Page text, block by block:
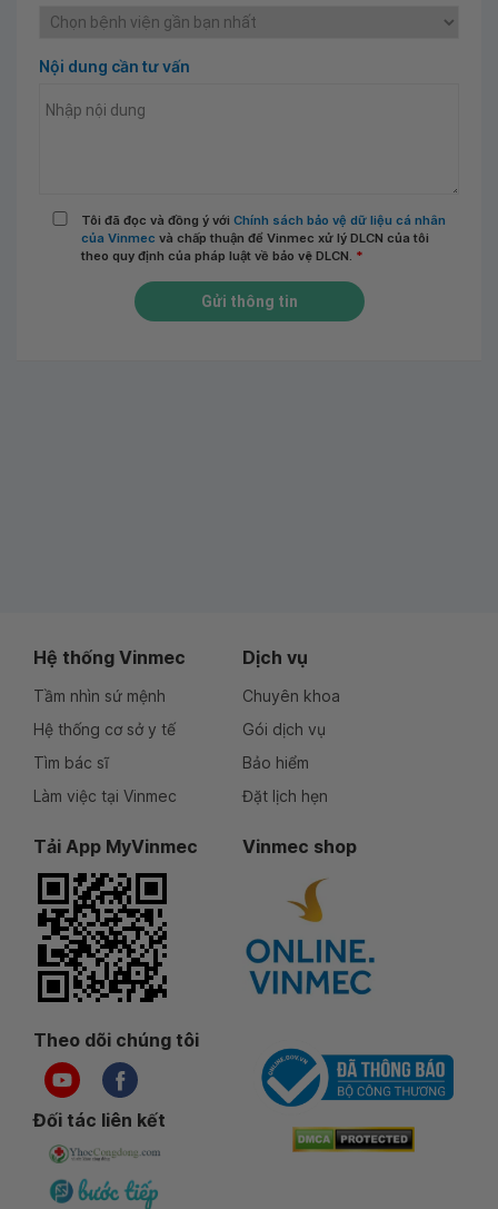
Nội dung cần tư vấn
Tôi đã đọc và đồng ý với Chính sách bảo vệ dữ liệu cá nhân
của Vinmec và chấp thuận để Vinmec xử lý DLCN của tôi
theo quy định của pháp luật về bảo vệ DLCN. *
Gửi thông tin
Hệ thống Vinmec
Tầm nhìn sứ mệnh
Hệ thống cơ sở y tế
Tìm bác sĩ
Làm việc tại Vinmec
Dịch vụ
Chuyên khoa
Gói dịch vụ
Bảo hiểm
Đặt lịch hẹn
Tải App MyVinmec Vinmec shop
Theo dõi chúng tôi
Đối tác liên kết